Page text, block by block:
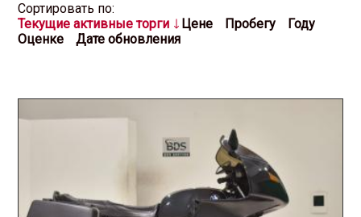
Cортировать по:
Текущие активные торги
Цене Пробегу
Году
Оценке
Дате обновления